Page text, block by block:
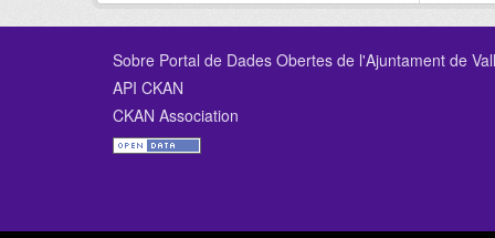
Sobre Portal de Dades Obertes de l'Ajuntament de
API CKAN
CKAN Association